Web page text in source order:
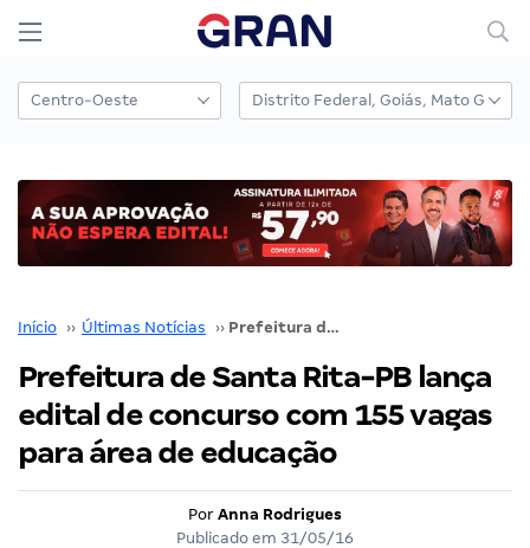
Início ›› Últimas Notícias ›› Prefeitura de Santa Rita-PB lança edital de concurso com 155 vagas para área de educação
Prefeitura de Santa Rita-PB lança
edital de concurso com 155 vagas
para área de educação
Por Anna Rodrigues
Publicado em 31/05/16